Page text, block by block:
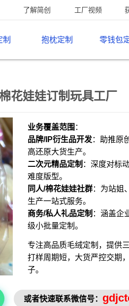
了解简创 工厂视频
制 抱枕定制 零钱包
花娃娃订制玩具工厂
业务覆盖范围 ：
品牌/IP衍生品开发：助推原
高还原大货生产。
二次元精品定制 ：深度对标
难度版型。
同人/棉花娃娃社群：为站姐
生产一站式服务。
商务/私人礼品定制 ：涵盖企
级小批量定制。
专注高品质毛绒定制，提供
打样周期短，大货严控交期
子。
或者快速联系微信号：